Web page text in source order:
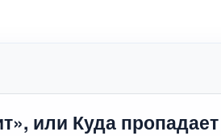
или Куда